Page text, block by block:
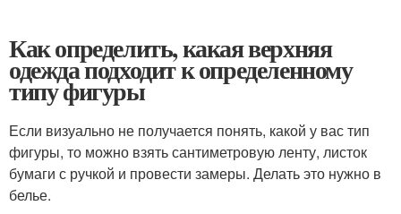
Как определить, какая верхняя
одежда подходит к определенному
типу фигуры
Если визуально не получается понять, какой у вас тип
фигуры, то можно взять сантиметровую ленту, листок
бумаги с ручкой и провести замеры. Делать это нужно в
белье.